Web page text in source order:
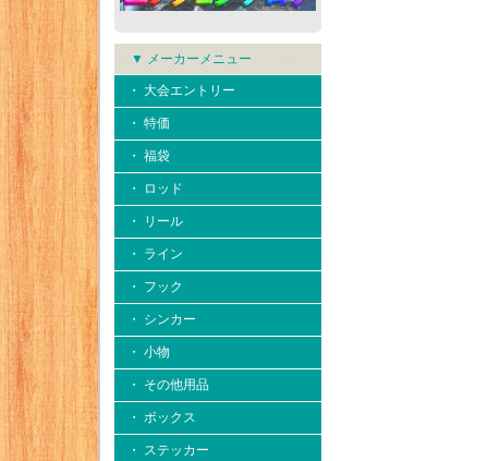
▼ メーカーメニュー
・ 大会エントリー
・ 特価
・ 福袋
・ ロッド
・ リール
・ ライン
・ フック
・ シンカー
・ 小物
・ その他用品
・ ボックス
・ ステッカー